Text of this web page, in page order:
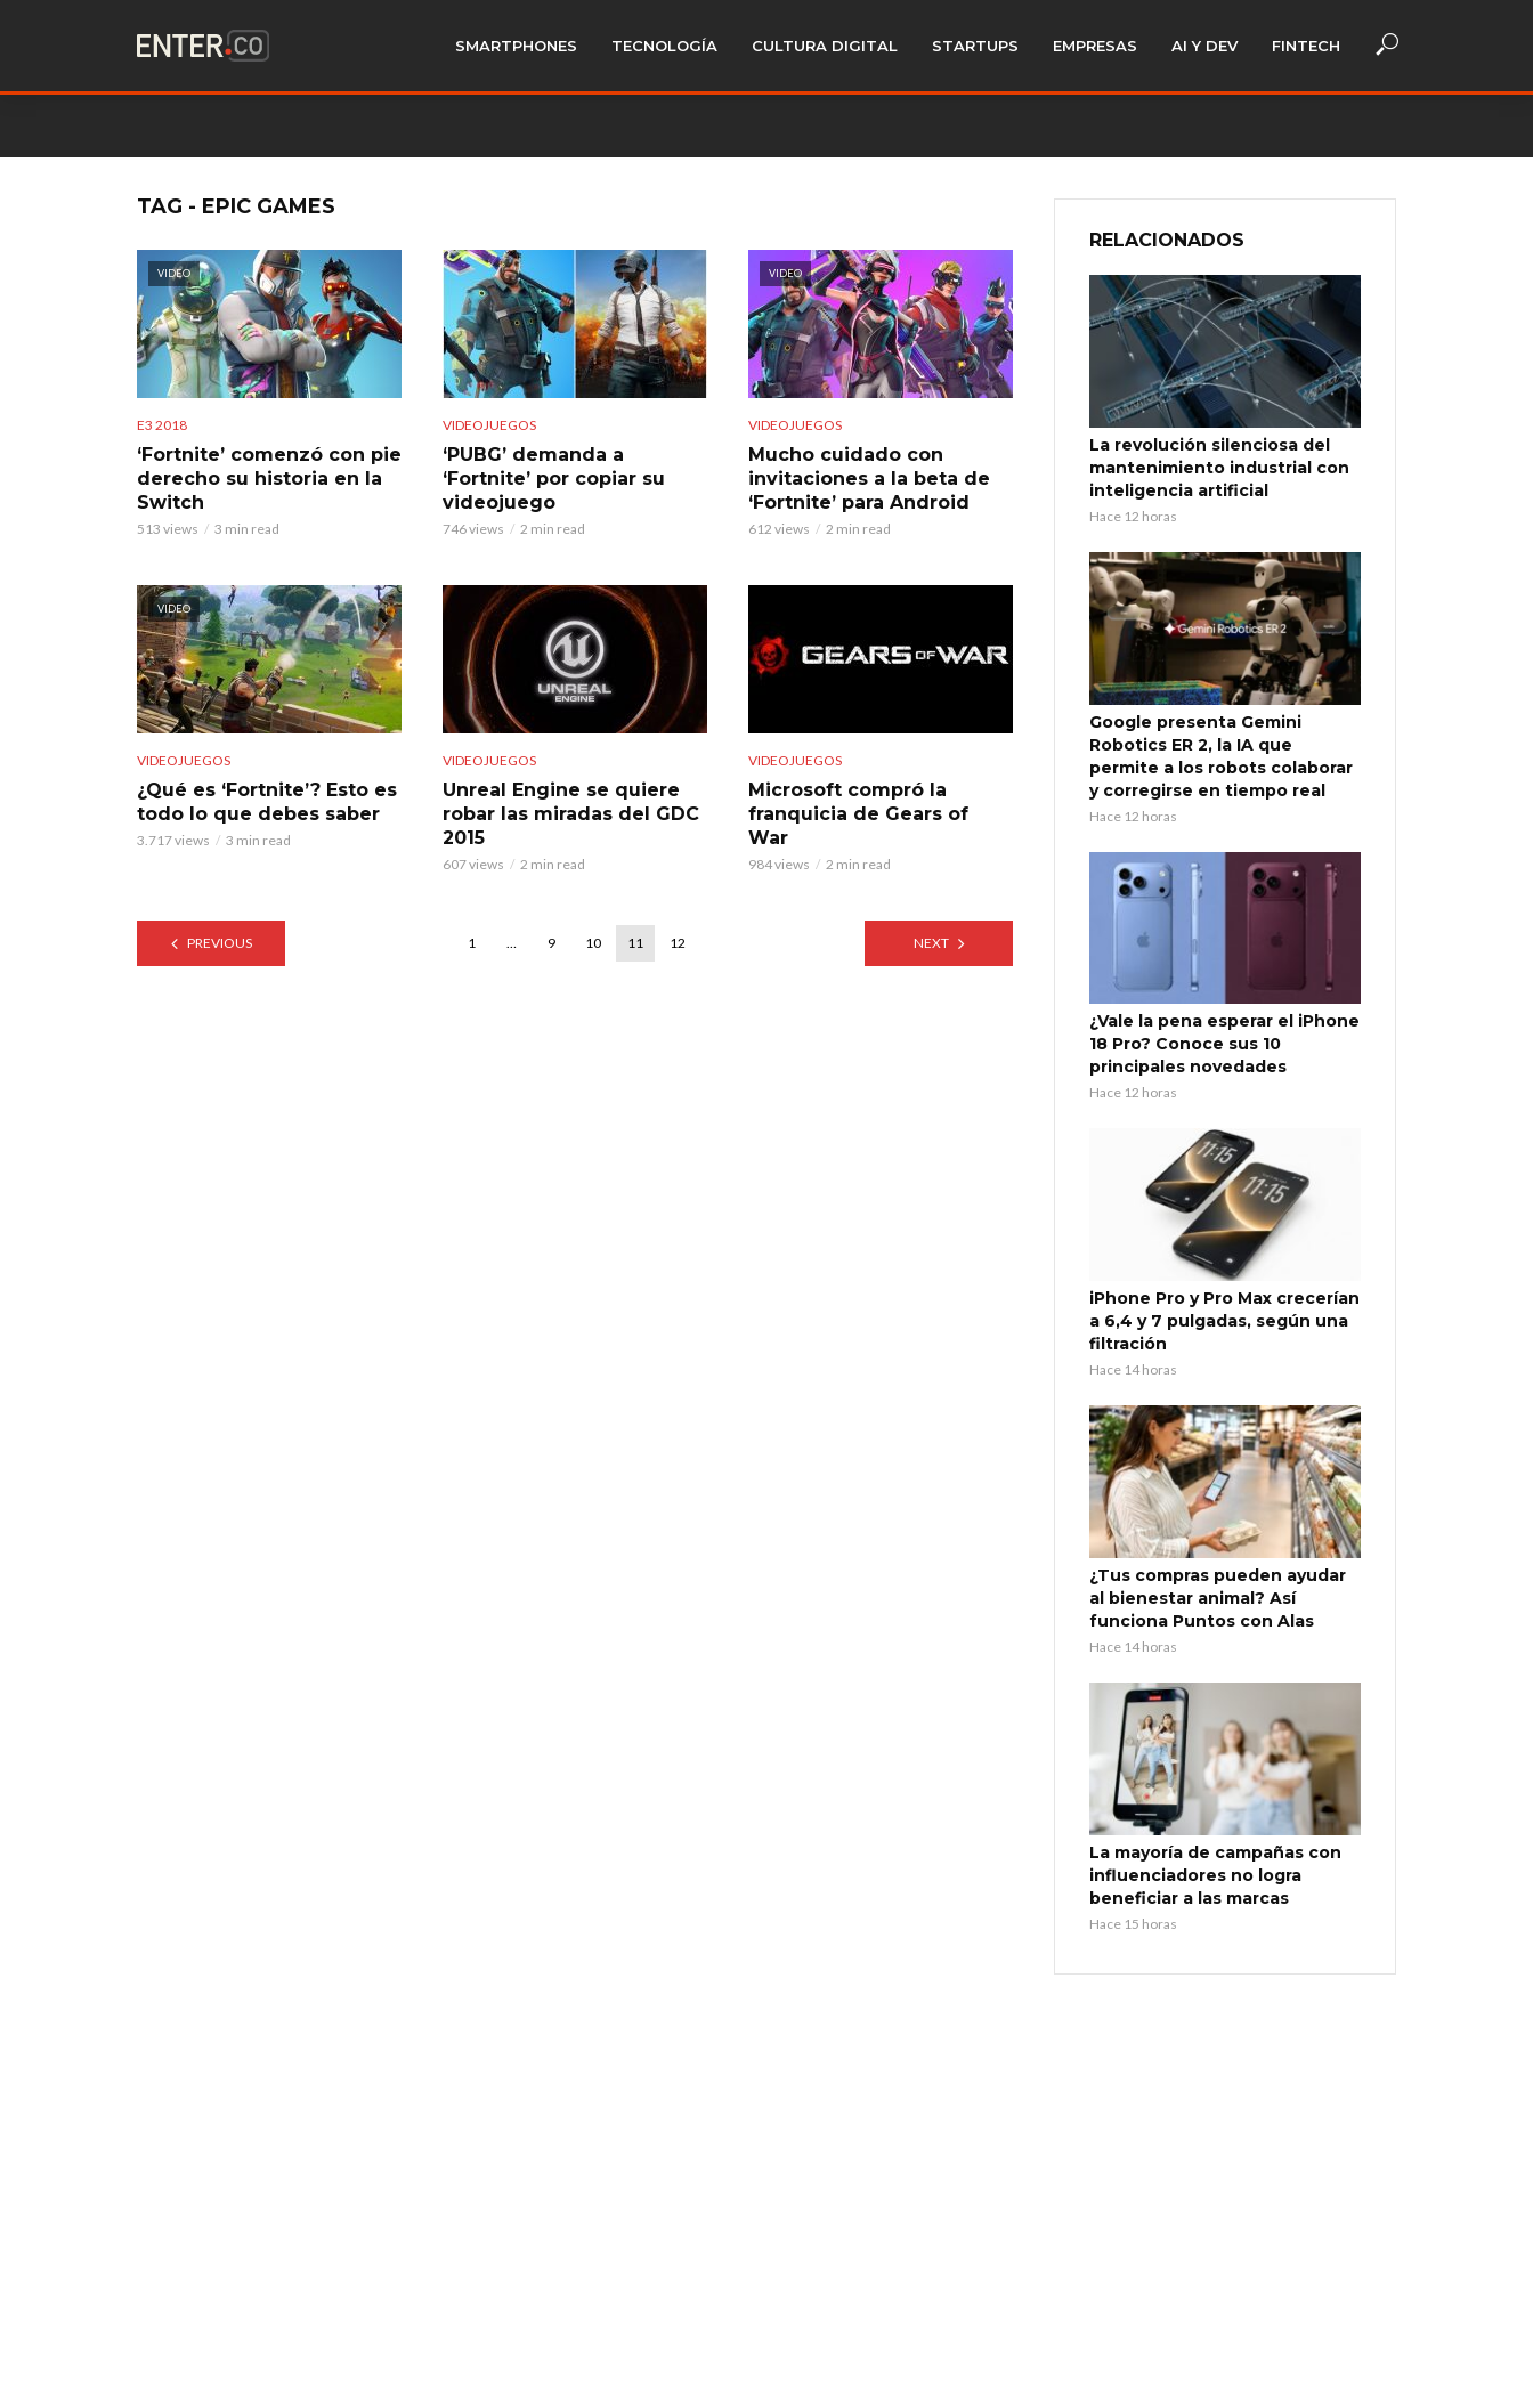
SMARTPHONES TECNOLOGÍA CULTURA DIGITAL STARTUPS EMPRESAS AI Y DEV FINTECH
TAG - EPIC GAMES
VIDEO
E3 2018
‘Fortnite’ comenzó con pie
derecho su historia en la
Switch
513 views 3 min read
VIDEOJUEGOS
‘PUBG’ demanda a
‘Fortnite’ por copiar su
videojuego
746 views 2 min read
VIDEO
VIDEOJUEGOS
Mucho cuidado con
invitaciones a la beta de
‘Fortnite’ para Android
612 views 2 min read
VIDEO
VIDEOJUEGOS
¿Qué es ‘Fortnite’? Esto es
todo lo que debes saber
3.717 views 3 min read
VIDEOJUEGOS
Unreal Engine se quiere
robar las miradas del GDC
2015
607 views 2 min read
VIDEOJUEGOS
Microsoft compró la
franquicia de Gears of
War
984 views 2 min read
PREVIOUS 1 … 9 10 11 12 NEXT
RELACIONADOS
La revolución silenciosa del
mantenimiento industrial con
inteligencia artificial
Hace 12 horas
Google presenta Gemini
Robotics ER 2, la IA que
permite a los robots colaborar
y corregirse en tiempo real
Hace 12 horas
¿Vale la pena esperar el iPhone
18 Pro? Conoce sus 10
principales novedades
Hace 12 horas
iPhone Pro y Pro Max crecerían
a 6,4 y 7 pulgadas, según una
filtración
Hace 14 horas
¿Tus compras pueden ayudar
al bienestar animal? Así
funciona Puntos con Alas
Hace 14 horas
La mayoría de campañas con
influenciadores no logra
beneficiar a las marcas
Hace 15 horas